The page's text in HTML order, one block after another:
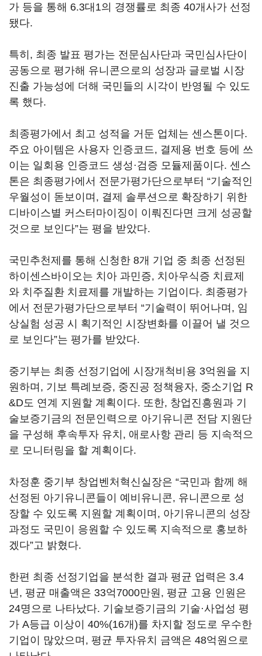
가 등을 통해 6.3대1의 경쟁률로 최종 40개사가 선정
됐다.
특히, 최종 발표 평가는 전문심사단과 국민심사단이
공동으로 평가해 유니콘으로의 성장과 글로벌 시장
진출 가능성에 더해 국민들의 시각이 반영될 수 있도
록 했다.
최종평가에서 최고 성적을 거둔 업체는 센스톤이다.
주요 아이템은 사용자 인증코드, 결제용 번호 등에 쓰
이는 일회용 인증코드 생성·검증 모듈제품이다. 센스
톤은 최종평가에서 전문가평가단으로부터 “기술적인
우월성이 돋보이며, 결제 솔루션으로 확장하기 위한
디바이스별 커스터마이징이 이뤄진다면 크게 성공할
것으로 보인다”는 평을 받았다.
국민추천제를 통해 신청한 8개 기업 중 최종 선정된
하이센스바이오는 치아 과민증, 치아우식증 치료제
와 치주질환 치료제를 개발하는 기업이다. 최종평가
에서 전문가평가단으로부터 “기술력이 뛰어나며, 임
상실험 성공 시 획기적인 시장변화를 이끌어 낼 것으
로 보인다”는 평가를 받았다.
중기부는 최종 선정기업에 시장개척비용 3억원을 지
원하며, 기보 특례보증, 중진공 정책융자, 중소기업 R
&D도 연계 지원할 계획이다. 또한, 창업진흥원과 기
술보증기금의 전문인력으로 아기유니콘 전담 지원단
을 구성해 후속투자 유치, 애로사항 관리 등 지속적으
로 모니터링을 할 계획이다.
차정훈 중기부 창업벤처혁신실장은 “국민과 함께 해
선정된 아기유니콘들이 예비유니콘, 유니콘으로 성
장할 수 있도록 지원할 계획이며, 아기유니콘의 성장
과정도 국민이 응원할 수 있도록 지속적으로 홍보하
겠다”고 밝혔다.
한편 최종 선정기업을 분석한 결과 평균 업력은 3.4
년, 평균 매출액은 33억7000만원, 평균 고용 인원은
24명으로 나타났다. 기술보증기금의 기술·사업성 평
가 A등급 이상이 40%(16개)를 차지할 정도로 우수한
기업이 많았으며, 평균 투자유치 금액은 48억원으로